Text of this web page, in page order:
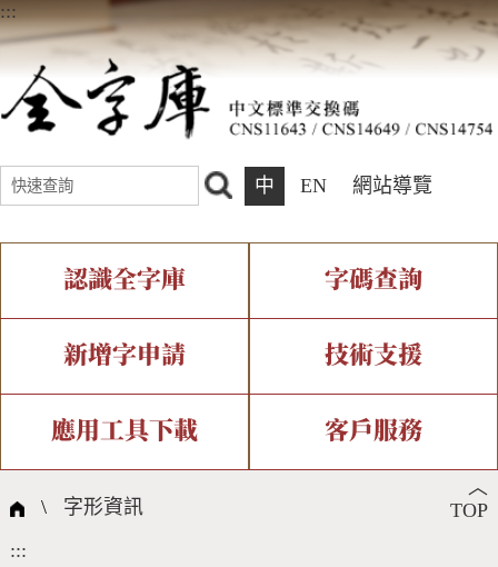
:::
中 EN 網站導覽
認識全字庫
全字庫介紹 全字庫現況
中文碼介紹 專有名詞介紹
國際字碼相關組織
字碼查詢
IDS查詢 部件查詢
複合查詢 注音查詢
筆畫查詢
新增字申請
新字申請處理流程
技術支援
字形即時顯示 造字解決方案
全字庫授權 轉碼Web Service
應用工具下載
個人電腦造字處理工具
客戶服務
問題集
︿
TOP
\ 字形資訊
:::